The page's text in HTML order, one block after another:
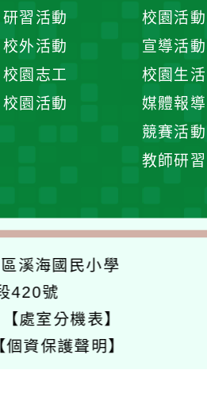
研習活動
校外活動
校園志工
校園活動
校園活動
宣導活動
校園生活
媒體報導
競賽活動
教師研習
溪海國民小學
420號
【處室分機表】
個資保護聲明】